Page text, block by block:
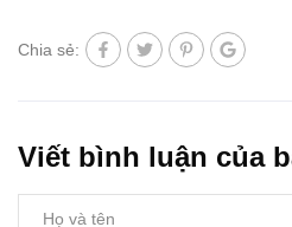
Chia sẻ:
Viết bình luận của